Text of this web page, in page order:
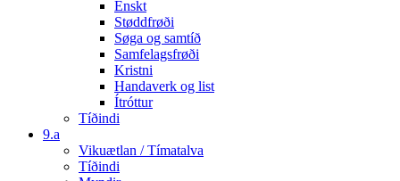
Enskt
Støddfrøði
Søga og samtíð
Samfelagsfrøði
Kristni
Handaverk og list
Ítróttur
Tíðindi
9.a
Vikuætlan / Tímatalva
Tíðindi